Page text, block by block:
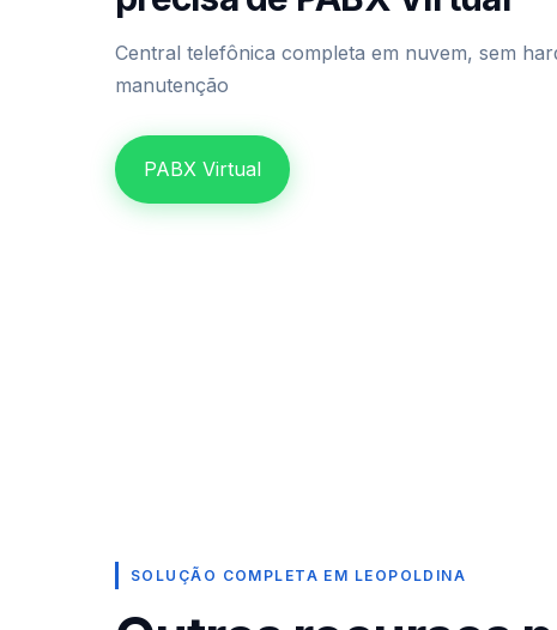
Central telefônica completa em nuvem, sem
manutenção
PABX Virtual
SOLUÇÃO COMPLETA EM LEOPOLDINA